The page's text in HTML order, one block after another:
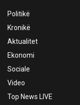
Politikë
Kronikë
Aktualitet
Ekonomi
Sociale
Video
Top News LIVE